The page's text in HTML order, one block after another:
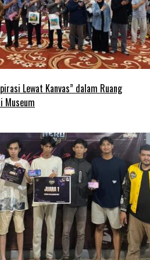
Lewat Kanvas” dalam Ruang
Museum